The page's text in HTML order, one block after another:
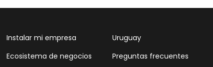
Instalar mi empresa
Ecosistema de negocios
Uruguay
Preguntas frecuentes